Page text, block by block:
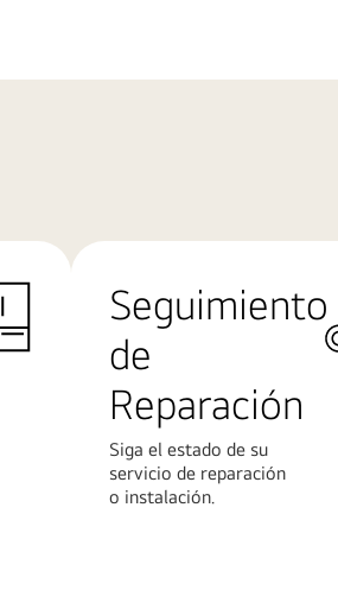
Seguimiento
de
Reparación
Siga el estado de su
servicio de reparación
o instalación.